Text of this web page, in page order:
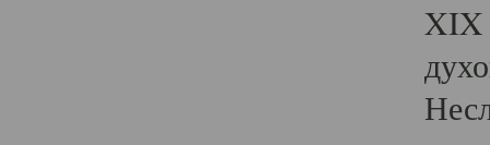
XIX